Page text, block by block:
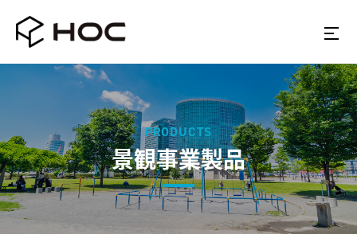
PRODUCTS
景観事業製品